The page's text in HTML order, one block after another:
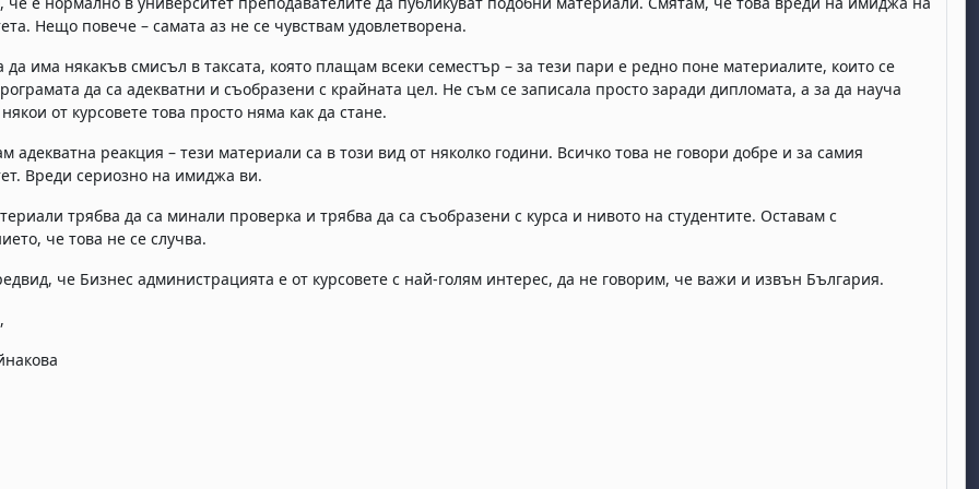
Нещо повече – самата аз не се чувствам удовлетворена.
да има някакъв смисъл в таксата, която плащам всеки семестър – за тези пари е редно поне материалите, които се
да са адекватни и съобразени с крайната цел. Не съм се записала просто заради дипломата, а за да науча
от курсовете това просто няма как да стане.
адекватна реакция – тези материали са в този вид от няколко години. Всичко това не говори добре и за самия
Вреди сериозно на имиджа ви.
трябва да са минали проверка и трябва да са съобразени с курса и нивото на студентите. Оставам с
че това не се случва.
че Бизнес администрацията е от курсовете с най-голям интерес, да не говорим, че важи и извън България.